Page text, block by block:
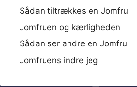
Sådan tiltrækkes en Jomfru
Jomfruen og kærligheden
Sådan ser andre en Jomfru
Jomfruens indre jeg